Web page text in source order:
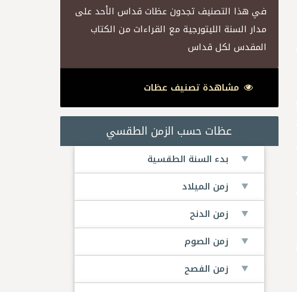
في هذا التصنيف تجدون عظات قداس الأحد على
مدار السنة الليتورجية مع القراءات من الكتاب
المقدس لكل قداس
عظات حسب الزمن الطقسي
بدء السنة الطقسية
زمن الميلاد
زمن الدنح
زمن الصوم
زمن الفصح